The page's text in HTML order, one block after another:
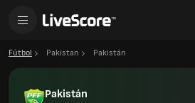
Fútbol Pakistan Pakistán
Pakistán